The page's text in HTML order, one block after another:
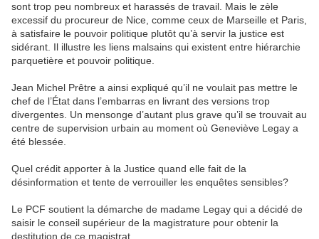
sont trop peu nombreux et harassés de travail. Mais le zèle
excessif du procureur de Nice, comme ceux de Marseille et Paris,
à satisfaire le pouvoir politique plutôt qu’à servir la justice est
sidérant. Il illustre les liens malsains qui existent entre hiérarchie
parquetière et pouvoir politique.
Jean Michel Prêtre a ainsi expliqué qu’il ne voulait pas mettre le
chef de l’État dans l’embarras en livrant des versions trop
divergentes. Un mensonge d’autant plus grave qu’il se trouvait au
centre de supervision urbain au moment où Geneviève Legay a
été blessée.
Quel crédit apporter à la Justice quand elle fait de la
désinformation et tente de verrouiller les enquêtes sensibles?
Le PCF soutient la démarche de madame Legay qui a décidé de
saisir le conseil supérieur de la magistrature pour obtenir la
destitution de ce magistrat.